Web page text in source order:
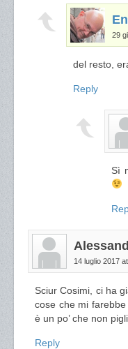
29
del resto,
Reply
Sì
14 luglio 2017
Sciur Cosimi, ci ha
cose che mi
è un po’ che non
Reply